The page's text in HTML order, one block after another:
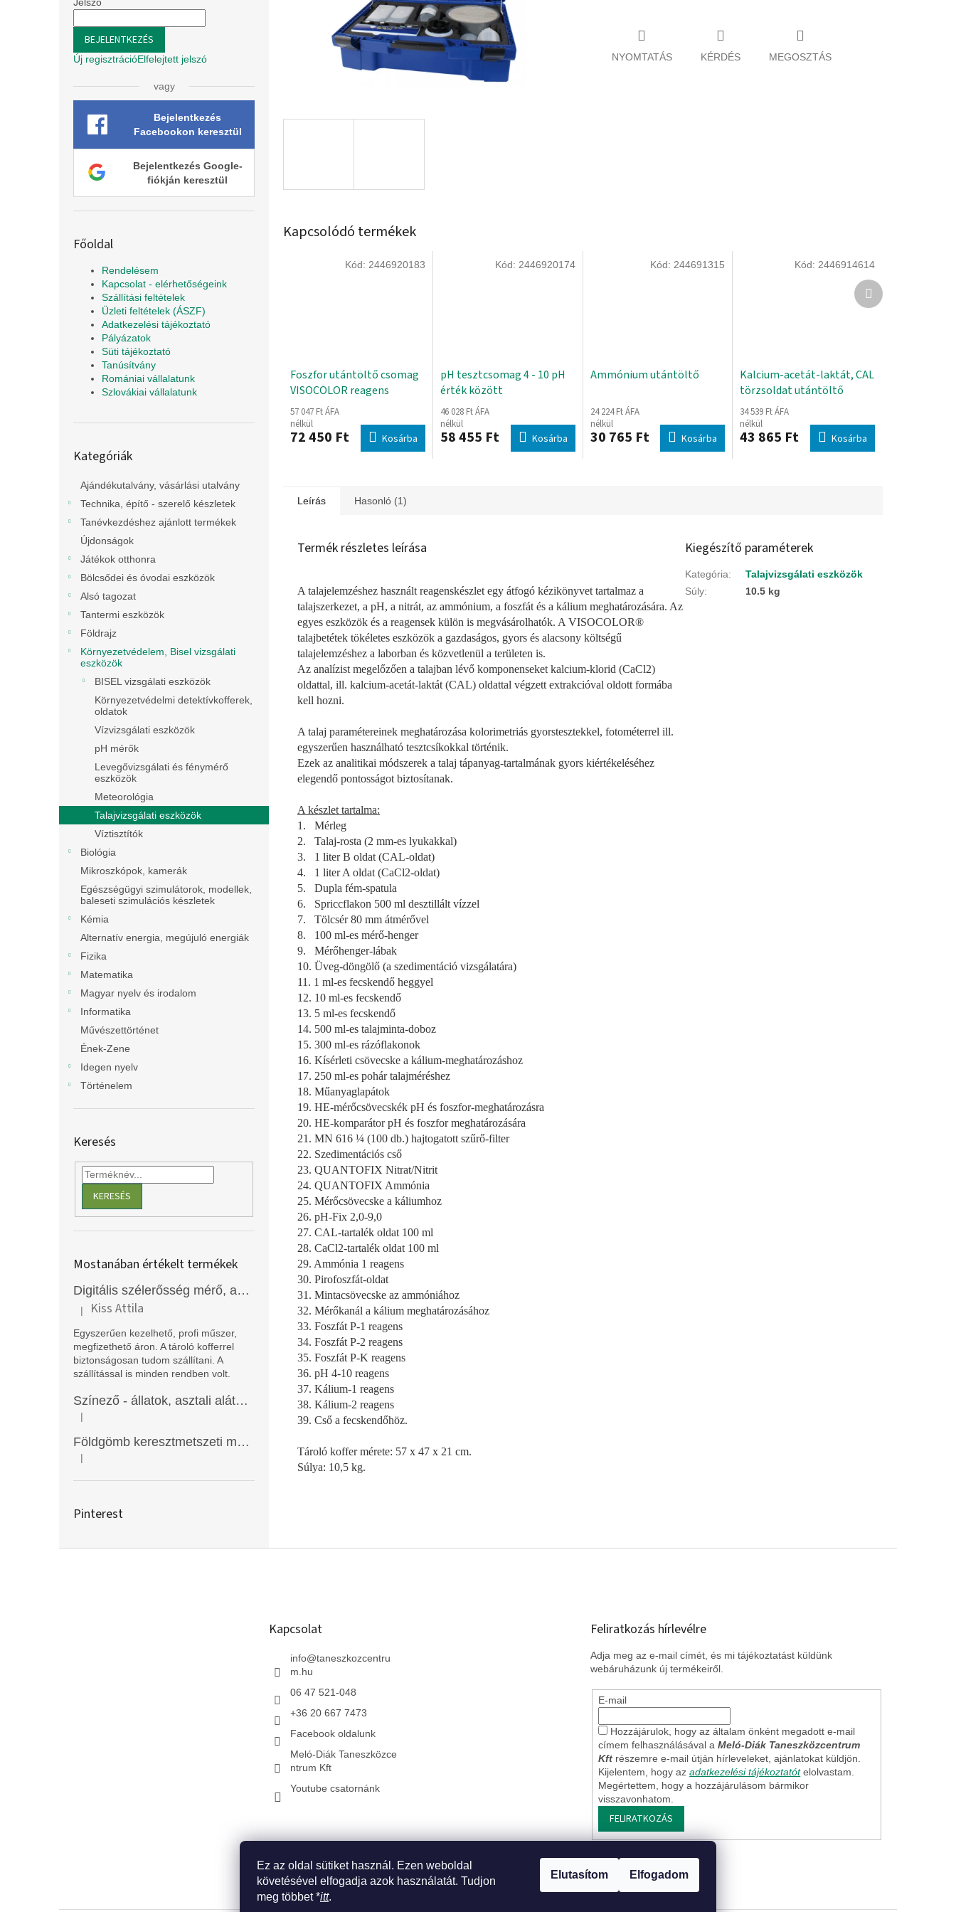
Ez az oldal sütiket használ. Ezen weboldal
követésével elfogadja azok használatát. Tudjon
meg többet *itt.
Elutasítom Elfogadom
BEJELENTKEZÉS
Új regisztrációElfelejtett jelszó
vagy
Bejelentkezés
Facebookon keresztül
Bejelentkezés Google-
fiókján keresztül
Főoldal
Rendelésem
Kapcsolat - elérhetőségeink
Szállítási feltételek
Üzleti feltételek (ÁSZF)
Adatkezelési tájékoztató
Pályázatok
Süti tájékoztató
Tanúsítvány
Romániai vállalatunk
Szlovákiai vállalatunk
átugrása
Kategóriák
Ajándékutalvány, vásárlási utalvány
Technika, építő - szerelő készletek
Tanévkezdéshez ajánlott termékek
Újdonságok
Játékok otthonra
Bölcsődei és óvodai eszközök
Alsó tagozat
Tantermi eszközök
Földrajz
Környezetvédelem, Bisel vizsgálati
eszközök
BISEL vizsgálati eszközök
Környezetvédelmi detektívkofferek,
oldatok
Vízvizsgálati eszközök
pH mérők
Levegővizsgálati és fénymérő
eszközök
Meteorológia
Talajvizsgálati eszközök
Víztisztítók
Biológia
Mikroszkópok, kamerák
Egészségügyi szimulátorok, modellek,
baleseti szimulációs készletek
Kémia
Alternatív energia, megújuló energiák
Fizika
Matematika
Magyar nyelv és irodalom
Informatika
Művészettörténet
Ének-Zene
Idegen nyelv
Történelem
Keresés
KERESÉS
Mostanában értékelt termékek
Digitális szélerősség mérő, anemométer, EM2250
A termék értékelése 5-ből 5 csillag.
| Kiss Attila
Egyszerűen kezelhető, profi műszer,
megfizethető áron. A tároló kofferrel
biztonságosan tudom szállítani. A
szállítással is minden rendben volt.
Színező - állatok, asztali alátét, Funny Mat
A termék értékelése 5-ből 5 csillag.
|
Földgömb keresztmetszeti modell
A termék értékelése 5-ből 5 csillag.
|
Pinterest
NYOMTATÁS KÉRDÉS MEGOSZTÁS
Kapcsolódó termékek
Foszfor utántöltő csomag
VISOCOLOR reagens
talajelemzéshez
57 047 Ft ÁFA
nélkül
72 450 Ft Kosárba
Kód: 2446920183
pH tesztcsomag 4 - 10 pH
érték között
46 028 Ft ÁFA
nélkül
58 455 Ft Kosárba
Kód: 2446920174
Ammónium utántöltő
24 224 Ft ÁFA
nélkül
30 765 Ft Kosárba
Kód: 244691315
Kalcium-acetát-laktát, CAL
törzsoldat utántöltő
csomag, talajelemző
laboratóriumi kofferhez
34 539 Ft ÁFA
nélkül
43 865 Ft Kosárba
Kód: 2446914614
Következő
termék
Leírás Hasonló (1)
Termék részletes leírása
A talajelemzéshez használt reagenskészlet egy átfogó kézikönyvet tartalmaz a
talajszerkezet, a pH, a nitrát, az ammónium, a foszfát és a kálium meghatározására. Az
egyes eszközök és a reagensek külön is megvásárolhatók. A VISOCOLOR®
talajbetétek tökéletes eszközök a gazdaságos, gyors és alacsony költségű
talajelemzéshez a laborban és közvetlenül a területen is.
Az analízist megelőzően a talajban lévő komponenseket kalcium-klorid (CaCl2)
oldattal, ill. kalcium-acetát-laktát (CAL) oldattal végzett extrakcióval oldott formába
kell hozni.
A talaj paramétereinek meghatározása kolorimetriás gyorstesztekkel, fotométerrel ill.
egyszerűen használható tesztcsíkokkal történik.
Ezek az analitikai módszerek a talaj tápanyag-tartalmának gyors kiértékeléséhez
elegendő pontosságot biztosítanak.
A készlet tartalma:
1. Mérleg
2. Talaj-rosta (2 mm-es lyukakkal)
3. 1 liter B oldat (CAL-oldat)
4. 1 liter A oldat (CaCl2-oldat)
5. Dupla fém-spatula
6. Spriccflakon 500 ml desztillált vízzel
7. Tölcsér 80 mm átmérővel
8. 100 ml-es mérő-henger
9. Mérőhenger-lábak
10. Üveg-döngölő (a szedimentáció vizsgálatára)
11. 1 ml-es fecskendő heggyel
12. 10 ml-es fecskendő
13. 5 ml-es fecskendő
14. 500 ml-es talajminta-doboz
15. 300 ml-es rázóflakonok
16. Kísérleti csövecske a kálium-meghatározáshoz
17. 250 ml-es pohár talajméréshez
18. Műanyaglapátok
19. HE-mérőcsövecskék pH és foszfor-meghatározásra
20. HE-komparátor pH és foszfor meghatározására
21. MN 616 ¼ (100 db.) hajtogatott szűrő-filter
22. Szedimentációs cső
23. QUANTOFIX Nitrat/Nitrit
24. QUANTOFIX Ammónia
25. Mérőcsövecske a káliumhoz
26. pH-Fix 2,0-9,0
27. CAL-tartalék oldat 100 ml
28. CaCl2-tartalék oldat 100 ml
29. Ammónia 1 reagens
30. Pirofoszfát-oldat
31. Mintacsövecske az ammóniához
32. Mérőkanál a kálium meghatározásához
33. Foszfát P-1 reagens
34. Foszfát P-2 reagens
35. Foszfát P-K reagens
36. pH 4-10 reagens
37. Kálium-1 reagens
38. Kálium-2 reagens
39. Cső a fecskendőhöz.
Tároló koffer mérete: 57 x 47 x 21 cm.
Súlya: 10,5 kg.
Kiegészítő paraméterek
Kategória:
Talajvizsgálati eszközök
Súly: 10.5 kg
Kapcsolat
info@taneszkozcentru
m.hu
06 47 521-048
+36 20 667 7473
Facebook oldalunk
Meló-Diák Taneszközce
ntrum Kft
Youtube csatornánk
Feliratkozás hírlevélre
Adja meg az e-mail címét, és mi tájékoztatást küldünk
webáruházunk új termékeiről.
E-mail
Hozzájárulok, hogy az általam önként megadott e-mail
címem felhasználásával aMeló-Diák Taneszközcentrum
Kft részemre e-mail útján hírleveleket, ajánlatokat küldjön.
Kijelentem, hogy azadatkezelési tájékoztatót elolvastam.
Megértettem, hogy a hozzájárulásom bármikor
visszavonhatom.
FELIRATKOZÁS
* Kezdőlap * Szlovákiai leányvállalatunk * Impresszum * Üzleti feltételek ÁSZF * Jogi nyilatkozat